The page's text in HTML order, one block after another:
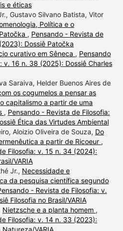
e éticas
Gustavo Silvano Batista, Vitor
Política e o
, Pensando - Revista de
Dossiê Patočka
curativo em Sêneca , Pensando
v. 16 n. 38 (2025): Dossiê Charles
Saraiva, Helder Buenos Aires de
os cogumelos a pensar as
capitalismo a partir de uma
, Pensando - Revista de Filosofia:
Ética das Virtudes Ambiental
Aloizio Oliveira de Souza, Do
a partir de Ricoeur ,
Filosofia: v. 15 n. 34 (2024):
VARIA
Jr., Necessidade e
da pesquisa científica segundo
- Revista de Filosofia: v.
Filosofia no Brasil/VARIA
Nietzsche e a planta homem ,
Filosofia: v. 14 n. 33 (2023):